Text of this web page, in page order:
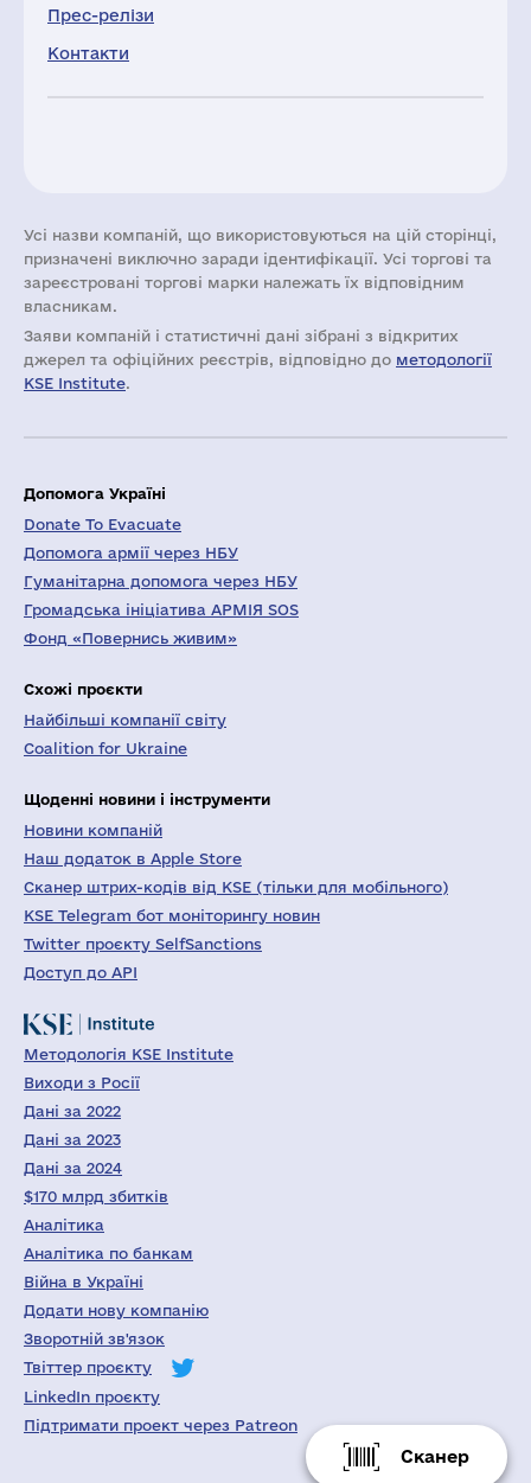
Прес-релізи
Контакти
Усі назви компаній, що використовуються на цій сторінці,
призначені виключно заради ідентифікації. Усі торгові та
зареєстровані торгові марки належать їх відповідним
власникам.
Заяви компаній i статистичні дані зібрані з відкритих
джерел та офіційних реєстрів, відповідно до методології
KSE Institute.
Сканер
Допомога Україні
Donate To Evacuate
Допомога армії через НБУ
Гуманітарна допомога через НБУ
Громадська ініціатива АРМІЯ SOS
Фонд «Повернись живим»
Схожі проєкти
Найбільші компанії світу
Coalition for Ukraine
Щоденні новини і інструменти
Новини компаній
Наш додаток в Apple Store
Сканер штрих-кодів від KSE (тільки для мобільного)
KSE Telegram бот моніторингу новин
Twitter проєкту SelfSanctions
Доступ до API
Методологія KSE Institute
Виходи з Росії
Дані за 2022
Дані за 2023
Дані за 2024
$170 млрд збитків
Аналітика
Аналітика по банкам
Війна в Україні
Додати нову компанію
Зворотній зв'язок
Твіттер проєкту
LinkedIn проєкту
Підтримати проект через Patreon